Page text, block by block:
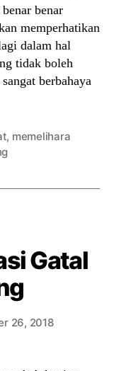
benar
memperhatikan
dalam hal
tidak boleh
berbahaya
, memelihara
Gatal
26, 2018